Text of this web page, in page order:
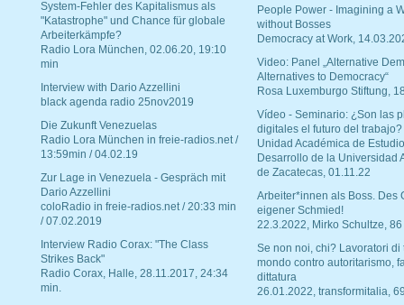
System-Fehler des Kapitalismus als
"Katastrophe" und Chance für globale
Arbeiterkämpfe?
Radio Lora München, 02.06.20, 19:10
min
Interview with Dario Azzellini
black agenda radio 25nov2019
Die Zukunft Venezuelas
Radio Lora München in freie-radios.net /
13:59min / 04.02.19
Zur Lage in Venezuela - Gespräch mit
Dario Azzellini
coloRadio in freie-radios.net / 20:33 min
/ 07.02.2019
Interview Radio Corax: "The Class
Strikes Back"
Radio Corax, Halle, 28.11.2017, 24:34
min.
People Power - Imagining a
without Bosses
Democracy at Work,
Video: Panel „Alternative
Alternatives to Democracy“
Rosa Luxemburgo Stiftung,
Vídeo - Seminario: ¿Son las
digitales el futuro del trabajo?
Unidad Académica de
Desarrollo de la Universidad
de Zacatecas, 01.11.22
Arbeiter*innen als Boss. Des
eigener Schmied!
22.3.2022, Mirko Schultze, 86
Se non noi, chi? Lavoratori di
mondo contro autoritarismo,
dittatura
26.01.2022, transformitalia,